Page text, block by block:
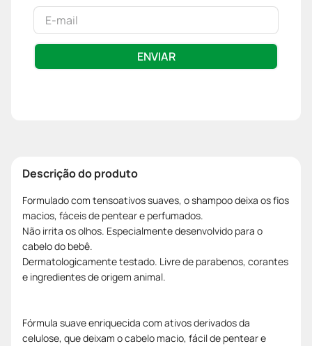
ENVIAR
Descrição do produto
Formulado com tensoativos suaves, o shampoo deixa os fios
macios, fáceis de pentear e perfumados.
Não irrita os olhos. Especialmente desenvolvido para o
cabelo do bebê.
Dermatologicamente testado. Livre de parabenos, corantes
e ingredientes de origem animal.
Fórmula suave enriquecida com ativos derivados da
celulose, que deixam o cabelo macio, fácil de pentear e